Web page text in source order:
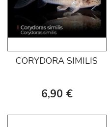
CORYDORA SIMILIS
6,90 €